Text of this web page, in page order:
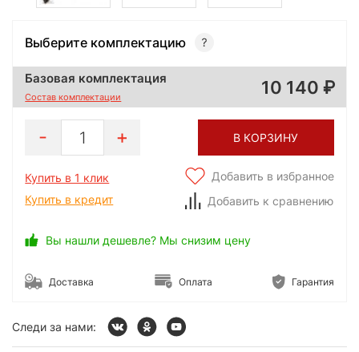
Выберите комплектацию
Базовая комплектация
Состав комплектации 10 140
1 В КОРЗИНУ
Купить в 1 клик
Купить в кредит
Добавить в избранное
Добавить к сравнению
Вы нашли дешевле? Мы снизим цену
Доставка Оплата Гарантия
Следи за нами: